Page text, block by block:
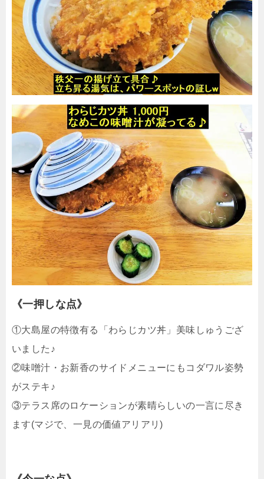
《一押しな点》
①大島屋の特徴有る「わらじカツ丼」美味しゅうござ
いました♪
②味噌汁・お新香のサイドメニューにもコダワル姿勢
がステキ♪
③テラス席のロケーションが素晴らしいの一言に尽き
ます(マジで、一見の価値アリアリ)